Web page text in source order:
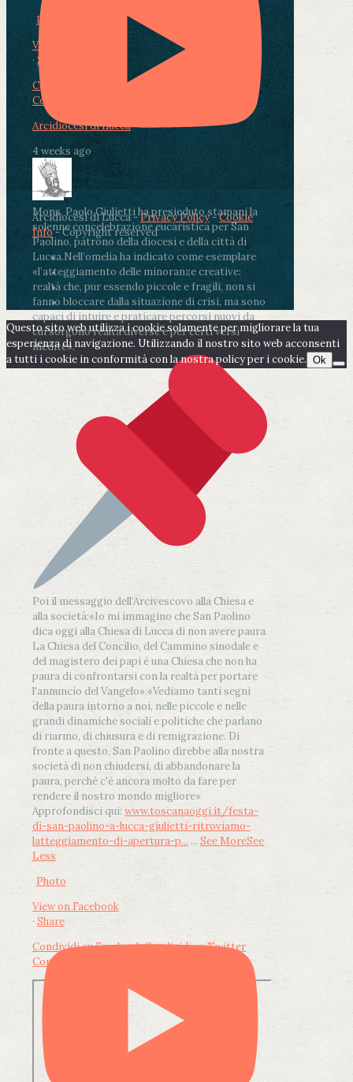
Photo
View on Facebook
· Share
Condividi su Facebook
Condividi su LinkedIn
Arcidiocesi di Lucca
4 weeks ago
Mons. Paolo Giulietti ha presieduto stamani la
solenne concelebrazione eucaristica per San
Paolino, patrono della diocesi e della città di
Lucca.Nell’omelia ha indicato come esemplare
«l’atteggiamento delle minoranze creative:
realtà che, pur essendo piccole e fragili, non si
fanno bloccare dalla situazione di crisi, ma sono
capaci di intuire e praticare percorsi nuovi da
cui sorgono realtà diverse e per certi versi
inedite».
Poi il messaggio dell’Arcivescovo alla Chiesa e
alla società:«Io mi immagino che San Paolino
dica oggi alla Chiesa di Lucca di non avere paura.
La Chiesa del Concilio, del Cammino sinodale e
del magistero dei papi è una Chiesa che non ha
paura di confrontarsi con la realtà per portare
l'annuncio del Vangelo».«Vediamo tanti segni
della paura intorno a noi, nelle piccole e nelle
grandi dinamiche sociali e politiche che parlano
di riarmo, di chiusura e di remigrazione. Di
fronte a questo, San Paolino direbbe alla nostra
società di non chiudersi, di abbandonare la
paura, perché c'è ancora molto da fare per
rendere il nostro mondo migliore»
Approfondisci qui: www.toscanaoggi.it/festa-
di-san-paolino-a-lucca-giulietti-ritroviamo-
latteggiamento-di-apertura-p... ... See MoreSee
Less
Photo
View on Facebook
· Share
Condividi su FacebookCondividi su Twitter
Condividi su LinkedIn
Arcidiocesi di Lucca -Privacy Policy-Cookie
Info- Copyright reserved
Questo sito web utilizza i cookie solamente per migliorare la tua
esperienza di navigazione. Utilizzando il nostro sito web acconsenti
a tutti i cookie in conformità con la nostra policy per i cookie. Ok